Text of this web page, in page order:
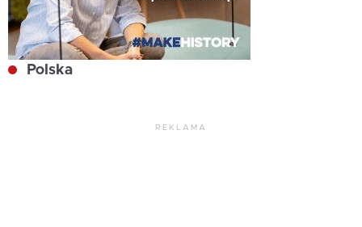
Polska
REKLAMA